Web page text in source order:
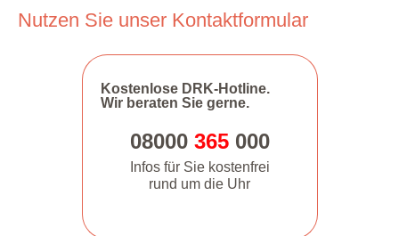
Nutzen Sie unser Kontaktformular
Kostenlose DRK-Hotline.
Wir beraten Sie gerne.
08000 365000
Infos für Sie kostenfrei
rund um die Uhr